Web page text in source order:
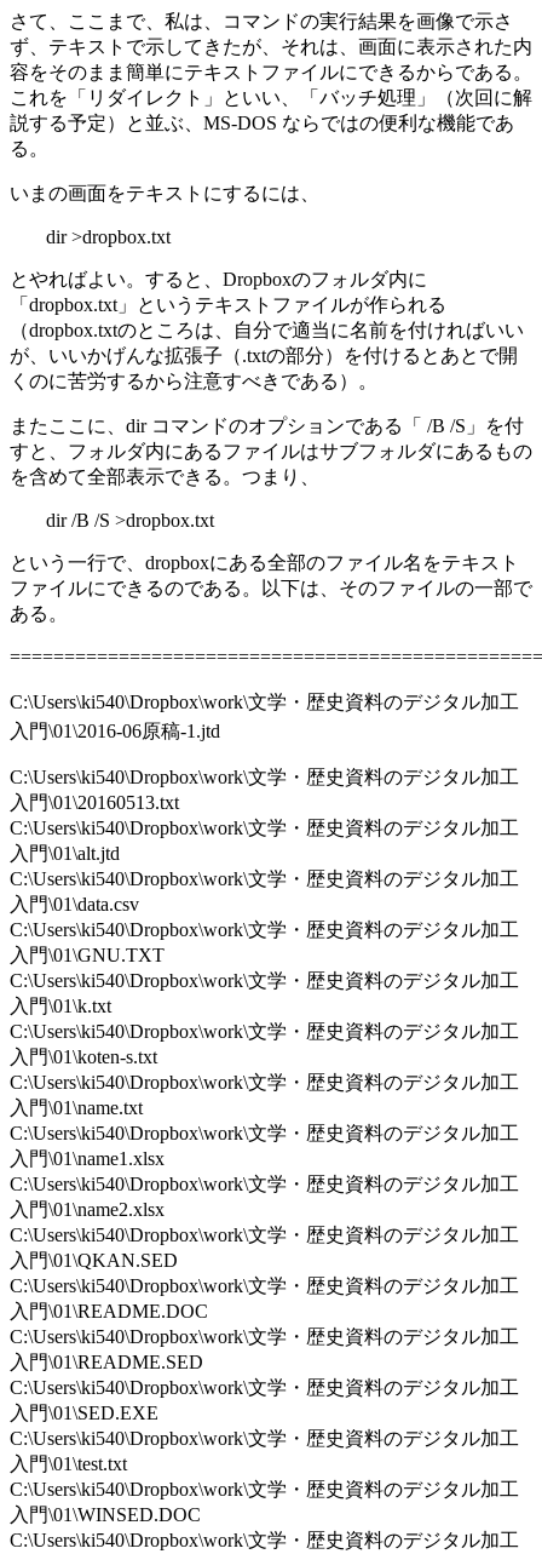
さて、ここまで、私は、コマンドの実行結果を画像で示さ
ず、テキストで示してきたが、それは、画面に表示された内
容をそのまま簡単にテキストファイルにできるからである。
これを「リダイレクト」といい、「バッチ処理」（次回に解
説する予定）と並ぶ、MS-DOS ならではの便利な機能であ
る。
いまの画面をテキストにするには、
dir >dropbox.txt
とやればよい。すると、Dropboxのフォルダ内に
「dropbox.txt」というテキストファイルが作られる
（dropbox.txtのところは、自分で適当に名前を付ければいい
が、いいかげんな拡張子（.txtの部分）を付けるとあとで開
くのに苦労するから注意すべきである）。
またここに、dir コマンドのオプションである「 /B /S」を付
すと、フォルダ内にあるファイルはサブフォルダにあるもの
を含めて全部表示できる。つまり、
dir /B /S >dropbox.txt
という一行で、dropboxにある全部のファイル名をテキスト
ファイルにできるのである。以下は、そのファイルの一部で
ある。
C:\Users\ki540\Dropbox\work\文学・歴史資料のデジタル加工
入門\01\2016-06原稿-1.jtd
C:\Users\ki540\Dropbox\work\文学・歴史資料のデジタル加工
入門\01\20160513.txt
C:\Users\ki540\Dropbox\work\文学・歴史資料のデジタル加工
入門\01\alt.jtd
C:\Users\ki540\Dropbox\work\文学・歴史資料のデジタル加工
入門\01\data.csv
C:\Users\ki540\Dropbox\work\文学・歴史資料のデジタル加工
入門\01\GNU.TXT
C:\Users\ki540\Dropbox\work\文学・歴史資料のデジタル加工
入門\01\k.txt
C:\Users\ki540\Dropbox\work\文学・歴史資料のデジタル加工
入門\01\koten-s.txt
C:\Users\ki540\Dropbox\work\文学・歴史資料のデジタル加工
入門\01\name.txt
C:\Users\ki540\Dropbox\work\文学・歴史資料のデジタル加工
入門\01\name1.xlsx
C:\Users\ki540\Dropbox\work\文学・歴史資料のデジタル加工
入門\01\name2.xlsx
C:\Users\ki540\Dropbox\work\文学・歴史資料のデジタル加工
入門\01\QKAN.SED
C:\Users\ki540\Dropbox\work\文学・歴史資料のデジタル加工
入門\01\README.DOC
C:\Users\ki540\Dropbox\work\文学・歴史資料のデジタル加工
入門\01\README.SED
C:\Users\ki540\Dropbox\work\文学・歴史資料のデジタル加工
入門\01\SED.EXE
C:\Users\ki540\Dropbox\work\文学・歴史資料のデジタル加工
入門\01\test.txt
C:\Users\ki540\Dropbox\work\文学・歴史資料のデジタル加工
入門\01\WINSED.DOC
C:\Users\ki540\Dropbox\work\文学・歴史資料のデジタル加工